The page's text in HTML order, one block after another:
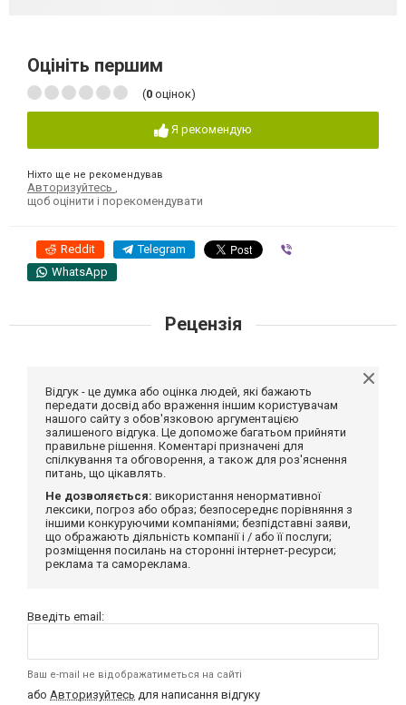
Оцініть першим
(0 оцінок)
Я рекомендую
Ніхто ще не рекомендував
Авторизуйтесь
щоб оцінити і порекомендувати
Reddit Telegram
WhatsApp
Рецензія
Відгук - це думка або оцінка людей, які бажають
передати досвід або враження іншим користувачам
нашого сайту з обов'язковою аргументацією
залишеного відгука. Це допоможе багатьом прийняти
правильне рішення. Коментарі призначені для
спілкування та обговорення, а також для роз'яснення
питань, що цікавлять.
Не дозволяється: використання ненормативної
лексики, погроз або образ; безпосереднє порівняння з
іншими конкуруючими компаніями; безпідставні заяви,
що ображають діяльність компанії і / або її послуги;
розміщення посилань на сторонні інтернет-ресурси;
реклама та самореклама.
Введіть email:
Ваш e-mail не відображатиметься на сайті
або Авторизуйтесь для написання відгуку